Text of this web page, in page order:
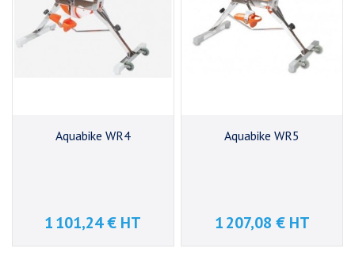
Aquabike WR4
Prix
1 101,24 € HT
Aquabike WR5
Prix
1 207,08 € HT